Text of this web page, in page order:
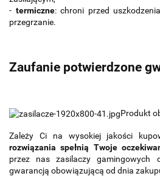
- termiczne: chroni przed
przegrzanie.
Zaufanie potwierdzone
Produkt
Zależy Ci na wysokiej jakości
rozwiązania spełnią Twoje
przez nas zasilaczy gamingowych
gwarancją obowiązującą od dnia